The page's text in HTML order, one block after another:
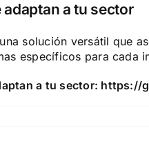
a tu sector
solución versátil que
específicos para cada
a tu sector: https://